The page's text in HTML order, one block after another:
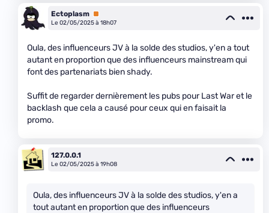
Ectoplasm Premium
Le 02/05/2025 à 18h07
Oula, des influenceurs JV à la solde des studios, y'en a tout
autant en proportion que des influenceurs mainstream qui
font des partenariats bien shady.
Suffit de regarder dernièrement les pubs pour Last War et le
backlash que cela a causé pour ceux qui en faisait la
promo.
127.0.0.1
Le 02/05/2025 à 19h08
Oula, des influenceurs JV à la solde des studios, y'en a
tout autant en proportion que des influenceurs